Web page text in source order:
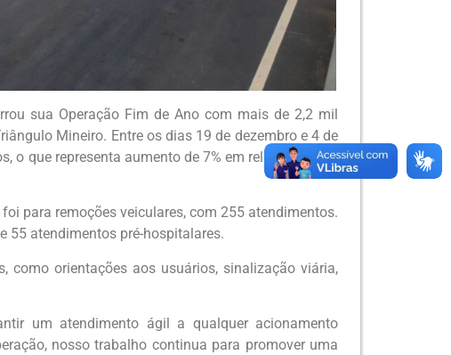
sua Operação Fim de Ano com mais de 2,2 mil
Mineiro. Entre os dias 19 de dezembro e 4 de
o que representa aumento de 7% em relação a uma
para remoções veiculares, com 255 atendimentos.
55 atendimentos pré-hospitalares.
como orientações aos usuários, sinalização viária,
um atendimento ágil a qualquer acionamento
nosso trabalho continua para promover uma